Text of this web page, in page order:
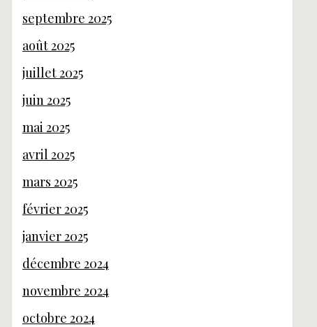
septembre 2025
août 2025
juillet 2025
juin 2025
mai 2025
avril 2025
mars 2025
février 2025
janvier 2025
décembre 2024
novembre 2024
octobre 2024